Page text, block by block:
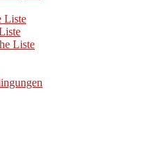
Liste
Liste